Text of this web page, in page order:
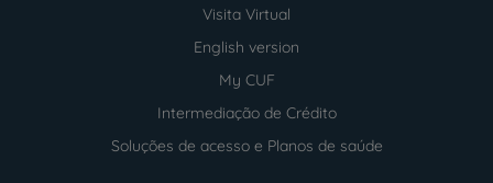
Visita Virtual
English version
My CUF
Intermediação de Crédito
Soluções de acesso e Planos de saúde